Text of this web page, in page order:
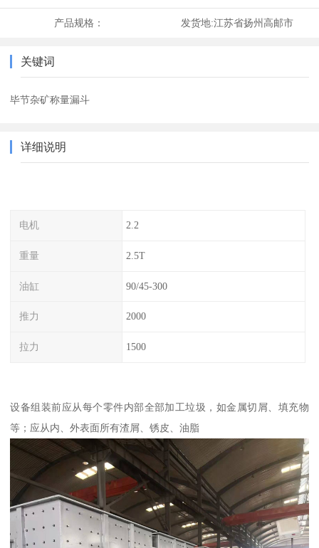
产品规格： 发货地:江苏省扬州高邮市
关键词
毕节杂矿称量漏斗
详细说明
电机 2.2
重量 2.5T
油缸 90/45-300
推力 2000
拉力 1500
设备组装前应从每个零件内部全部加工垃圾，如金属切屑、填充物
等；应从内、外表面所有渣屑、锈皮、油脂